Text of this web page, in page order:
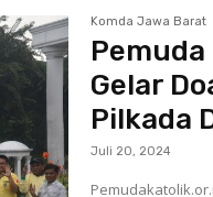
Komda Jawa Barat
Gelar
Pilkada
Juli 20, 2024